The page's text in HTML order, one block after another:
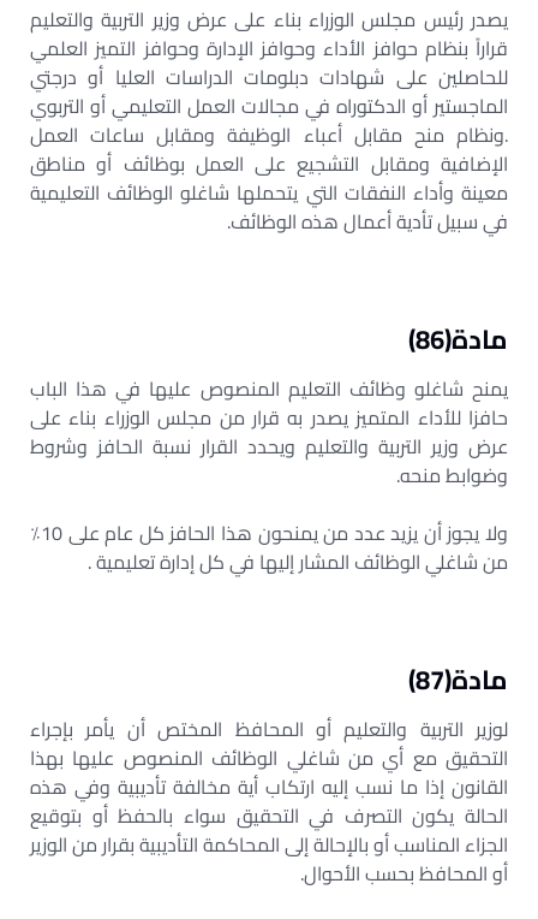
يصدر رئيس مجلس الوزراء بناء على عرض وزير التربية والتعليم
قراراً بنظام حوافز الأداء وحوافز الإدارة وحوافز التميز العلمي
للحاصلين على شهادات دبلومات الدراسات العليا أو درجتي
الماجستير أو الدكتوراه في مجالات العمل التعليمي أو التربوي
.ونظام منح مقابل أعباء الوظيفة ومقابل ساعات العمل
الإضافية ومقابل التشجيع على العمل بوظائف أو مناطق
معينة وأداء النفقات التي يتحملها شاغلو الوظائف التعليمية
في سبيل تأدية أعمال هذه الوظائف.
مادة(86)
يمنح شاغلو وظائف التعليم المنصوص عليها في هذا الباب
حافزا للأداء المتميز يصدر به قرار من مجلس الوزراء بناء على
عرض وزير التربية والتعليم ويحدد القرار نسبة الحافز وشروط
وضوابط منحه.
ولا يجوز أن يزيد عدد من يمنحون هذا الحافز كل عام على 10٪
من شاغلي الوظائف المشار إليها في كل إدارة تعليمية .
مادة(87)
لوزير التربية والتعليم أو المحافظ المختص أن يأمر بإجراء
التحقيق مع أي من شاغلي الوظائف المنصوص عليها بهذا
القانون إذا ما نسب إليه ارتكاب أية مخالفة تأديبية وفي هذه
الحالة يكون التصرف في التحقيق سواء بالحفظ أو بتوقيع
الجزاء المناسب أو بالإحالة إلى المحاكمة التأديبية بقرار من الوزير
أو المحافظ بحسب الأحوال.